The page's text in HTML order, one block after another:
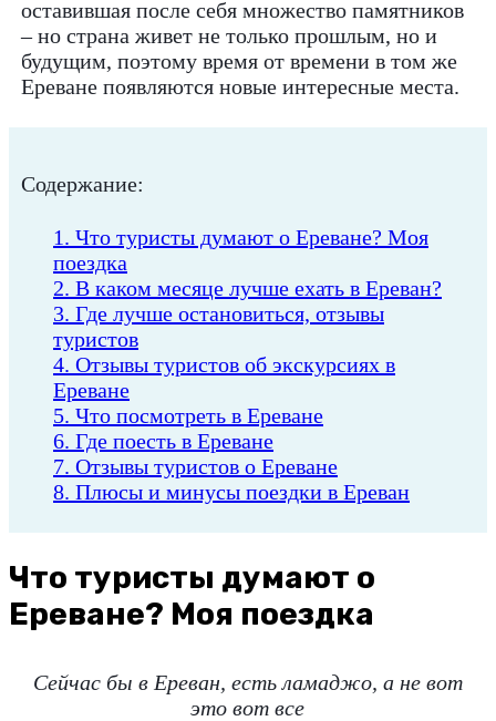
оставившая после себя множество памятников
– но страна живет не только прошлым, но и
будущим, поэтому время от времени в том же
Ереване появляются новые интересные места.
Содержание:
1. Что туристы думают о Ереване? Моя
поездка
2. В каком месяце лучше ехать в Ереван?
3. Где лучше остановиться, отзывы
туристов
4. Отзывы туристов об экскурсиях в
Ереване
5. Что посмотреть в Ереване
6. Где поесть в Ереване
7. Отзывы туристов о Ереване
8. Плюсы и минусы поездки в Ереван
Что туристы думают о
Ереване? Моя поездка
Сейчас бы в Ереван, есть ламаджо, а не вот
это вот все